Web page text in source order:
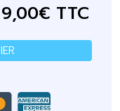
9,00€ TTC